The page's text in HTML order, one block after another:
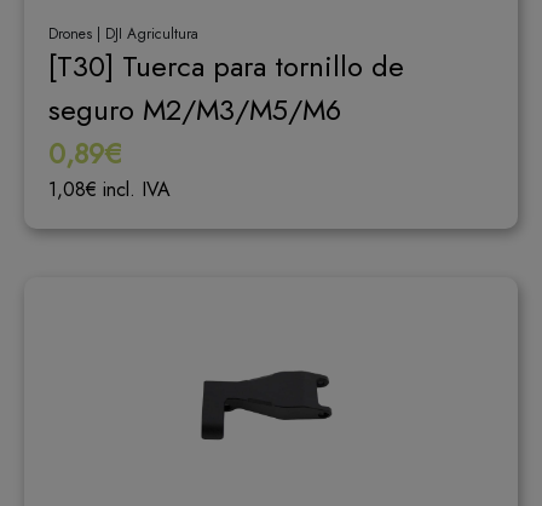
Drones | DJI Agricultura
[T30] Tuerca para tornillo de
seguro M2/M3/M5/M6
0,89€
1,08€ incl. IVA